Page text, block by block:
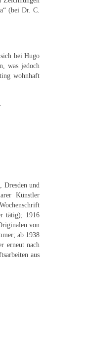
(bei Dr. C.
bei Hugo
was jedoch
wohnhaft
und
Künstler
tätig); 1916
von
ab 1938
erneut nach
aus